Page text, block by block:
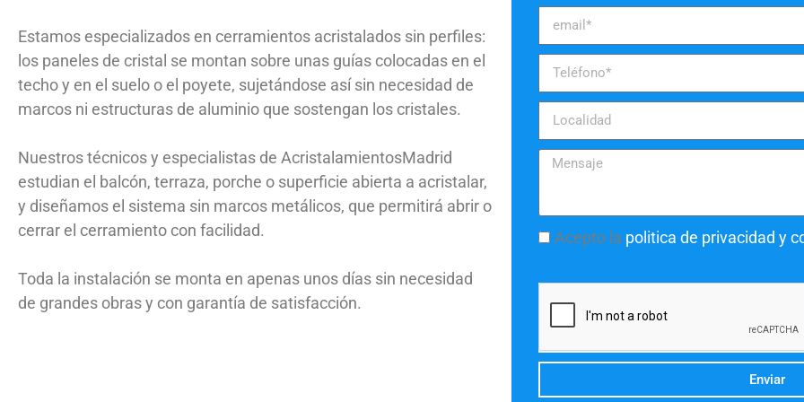
Estamos especializados en cerramientos acristalados sin perfiles:
los paneles de cristal se montan sobre unas guías colocadas en el
techo y en el suelo o el poyete, sujetándose así sin necesidad de
marcos ni estructuras de aluminio que sostengan los cristales.
Nuestros técnicos y especialistas de AcristalamientosMadrid
estudian el balcón, terraza, porche o superficie abierta a acristalar,
y diseñamos el sistema sin marcos metálicos, que permitirá abrir o
cerrar el cerramiento con facilidad.
Toda la instalación se monta en apenas unos días sin necesidad
de grandes obras y con garantía de satisfacción.
Acepto la politica de privacidad y
Enviar